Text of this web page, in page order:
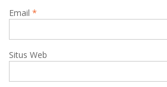
Email *
Situs Web